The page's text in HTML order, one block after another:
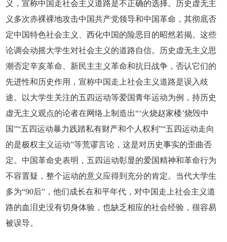
义，宣称中国走社会主义道路是不正确的选择。历史虚无主
义多次赤裸裸地攻击中国共产党领导和中国革命，其彻底否
定中国特色社会主义、西化中国的险恶目的昭然若揭。这些
论调会动摇大学生对社会主义的道路自信。历史虚无主义思
潮否定辛亥革命、新民主主义革命和抗日战争，否认它们的
先进性和历史作用，宣称中国走上社会主义道路是误入歧
途。以大学生关注的五四运动等爱国青年运动为例，持历史
虚无主义观点的论者在网络上制造出“‘火烧赵家楼’烧毁中
国”“五四运动暴力践踏私有财产和个人权利”“五四运动走向
的是极权主义运动”等荒谬言论，这是对历史事实的歪曲否
定。中国革命史表明，五四运动彰显的爱国精神和革命行为
不容置疑，整个运动的意义应得到充分的肯定。当代大学生
多为“90后”，他们成长在和平年代，对中国走上社会主义道
路的血泪史没有切身体验，也缺乏相应的社会经验，很容易
被误导。